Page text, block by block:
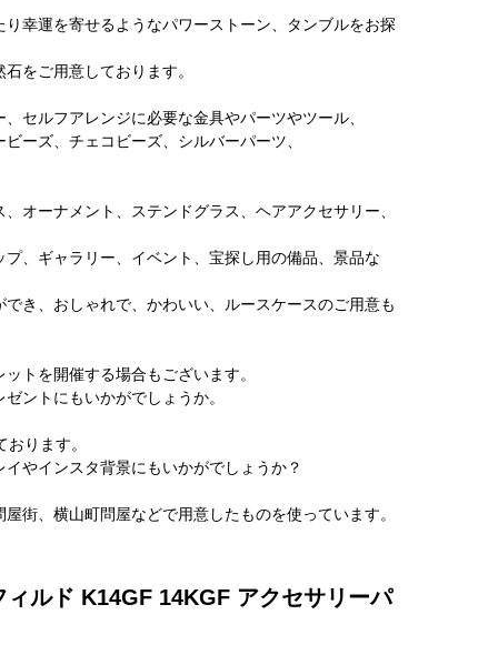
幸運を寄せるようなパワーストーン、タンブルをお探
をご用意しております。
セルフアレンジに必要な金具やパーツやツール、
ーズ、チェコビーズ、シルバーパーツ、
オーナメント、ステンドグラス、ヘアアクセサリー、
、ギャラリー、イベント、宝探し用の備品、景品な
き、おしゃれで、かわいい、ルースケースのご用意も
トを開催する場合もございます。
ントにもいかがでしょうか。
ります。
やインスタ背景にもいかがでしょうか？
街、横山町問屋などで用意したものを使っています。
ルド K14GF 14KGF アクセサリーパ